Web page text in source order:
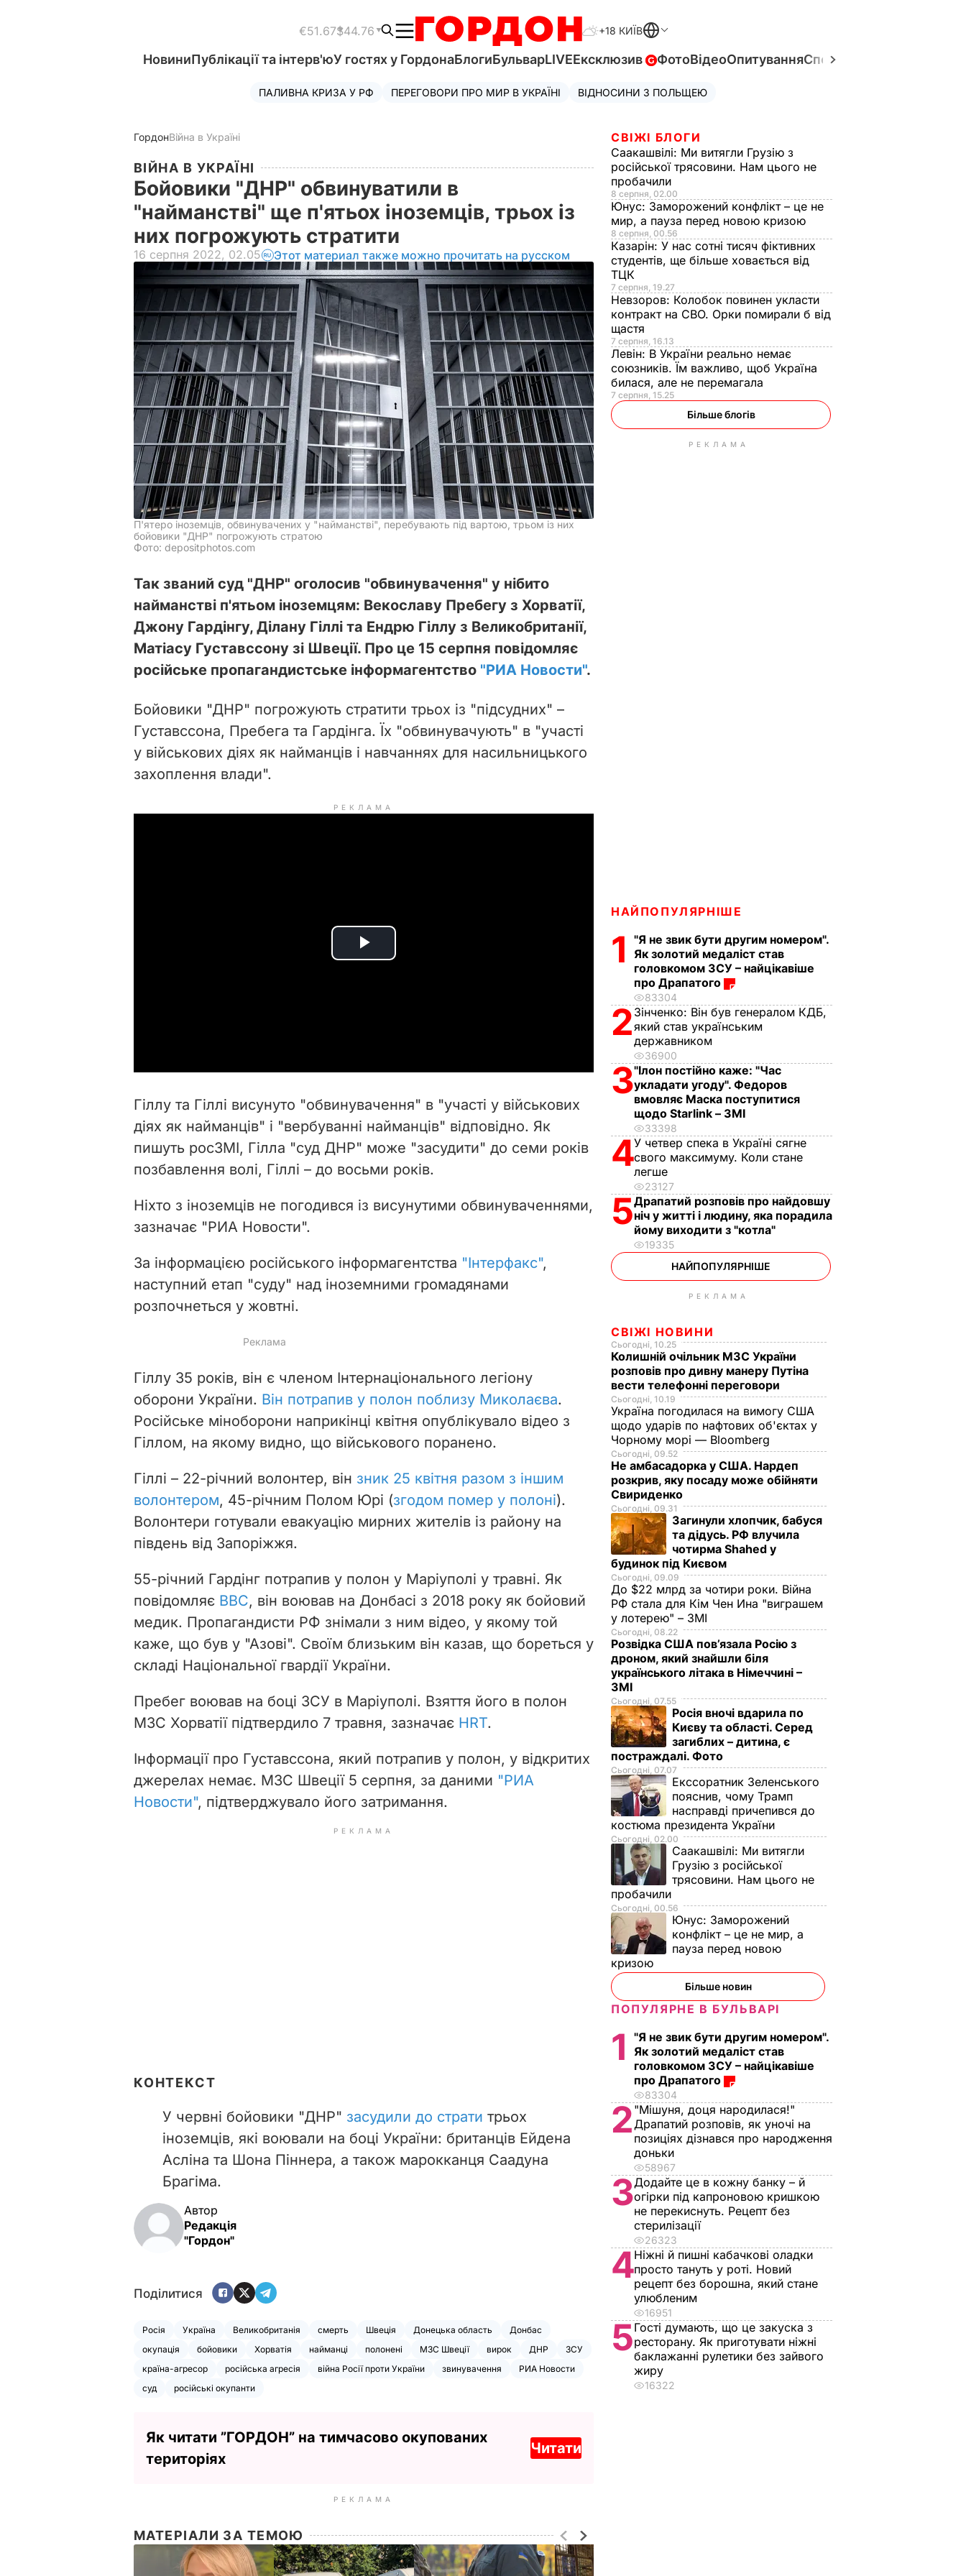
€51.67$44.76 +18 КИЇВ
НовиниПублікації та інтерв'юУ гостях у ГордонаБлогиБульварLIVEЕксклюзив ФотоВідеоОпитуванняСпецпроєкти
ПАЛИВНА КРИЗА У РФ ПЕРЕГОВОРИ ПРО МИР В УКРАЇНІ ВІДНОСИНИ З ПОЛЬЩЕЮ
ГордонВійна в Україні
ВІЙНА В УКРАЇНІ
Бойовики "ДНР" обвинуватили в
"найманстві" ще п'ятьох іноземців, трьох із
них погрожують стратити
16 серпня 2022, 02.05 Этот материал также можно прочитать на русском
П'ятеро іноземців, обвинувачених у "найманстві", перебувають під вартою, трьом із них
бойовики "ДНР" погрожують стратою
Фото: depositphotos.com
Так званий суд "ДНР" оголосив "обвинувачення" у нібито
найманстві п'ятьом іноземцям: Векославу Пребегу з Хорватії,
Джону Гардінгу, Ділану Гіллі та Ендрю Гіллу з Великобританії,
Матіасу Густавссону зі Швеції. Про це 15 серпня повідомляє
російське пропагандистське інформагентство "РИА Новости".
Бойовики "ДНР" погрожують стратити трьох із "підсудних" –
Густавссона, Пребега та Гардінга. Їх "обвинувачують" в "участі
у військових діях як найманців і навчаннях для насильницького
захоплення влади".
РЕКЛАМА
P
i
d
o
Гіллу та Гіллі висунуто "обвинувачення" в "участі у військових
діях як найманців" і "вербуванні найманців" відповідно. Як
пишуть росЗМІ, Гілла "суд ДНР" може "засудити" до семи років
позбавлення волі, Гіллі – до восьми років.
Ніхто з іноземців не погодився із висунутими обвинуваченнями,
зазначає "РИА Новости".
За інформацією російського інформагентства "Інтерфакс",
наступний етап "суду" над іноземними громадянами
розпочнеться у жовтні.
Гіллу 35 років, він є членом Інтернаціонального легіону
оборони України. Він потрапив у полон поблизу Миколаєва.
Російське міноборони наприкінці квітня опублікувало відео з
Гіллом, на якому видно, що військового поранено.
Гіллі – 22-річний волонтер, він зник 25 квітня разом з іншим
волонтером, 45-річним Полом Юрі (згодом помер у полоні).
Волонтери готували евакуацію мирних жителів із району на
південь від Запоріжжя.
55-річний Гардінг потрапив у полон у Маріуполі у травні. Як
повідомляє ВВС, він воював на Донбасі з 2018 року як бойовий
медик. Пропагандисти РФ знімали з ним відео, у якому той
каже, що був у "Азові". Своїм близьким він казав, що бореться у
складі Національної гвардії України.
Пребег воював на боці ЗСУ в Маріуполі. Взяття його в полон
МЗС Хорватії підтвердило 7 травня, зазначає HRT.
Інформації про Густавссона, який потрапив у полон, у відкритих
джерелах немає. МЗС Швеції 5 серпня, за даними "РИА
Новости", підтверджувало його затримання.
РЕКЛАМА
КОНТЕКСТ
У червні бойовики "ДНР" засудили до страти трьох
іноземців, які воювали на боці України: британців Ейдена
Асліна та Шона Піннера, а також марокканця Саадуна
Брагіма.
Автор
Редакція
"Гордон"
Поділитися
Росія Україна Великобританія смерть Швеція Донецька область
Донбас
окупація
бойовики Хорватія найманці полонені МЗС Швеції вирок ДНР
ЗСУ
країна-агресор
російська агресія війна Росії проти України звинувачення
РИА Новости
суд
російські окупанти
Як читати ”ГОРДОН” на тимчасово окупованих
територіях
Читати
РЕКЛАМА
МАТЕРІАЛИ ЗА ТЕМОЮ
СВІЖІ БЛОГИ
Саакашвілі: Ми витягли Грузію з
російської трясовини. Нам цього не
пробачили
8 серпня, 02.00
Юнус: Заморожений конфлікт – це не
мир, а пауза перед новою кризою
8 серпня, 00.56
Казарін: У нас сотні тисяч фіктивних
студентів, ще більше ховається від
ТЦК
7 серпня, 19.27
Невзоров: Колобок повинен укласти
контракт на СВО. Орки помирали б від
щастя
7 серпня, 16.13
Левін: В України реально немає
союзників. Їм важливо, щоб Україна
билася, але не перемагала
7 серпня, 15.25
Більше блогів
РЕКЛАМА
НАЙПОПУЛЯРНІШЕ
1
"Я не звик бути другим номером".
Як золотий медаліст став
головкомом ЗСУ – найцікавіше
про Драпатого
83304
2 Зінченко: Він був генералом КДБ,
який став українським
державником
36900
3"Ілон постійно каже: "Час
укладати угоду". Федоров
вмовляє Маска поступитися
щодо Starlink – ЗМІ
33398
4У четвер спека в Україні сягне
свого максимуму. Коли стане
легше
23127
5Драпатий розповів про найдовшу
ніч у житті і людину, яка порадила
йому виходити з "котла"
19335
НАЙПОПУЛЯРНІШЕ
РЕКЛАМА
СВІЖІ НОВИНИ
Сьогодні, 10.25
Колишній очільник МЗС України
розповів про дивну манеру Путіна
вести телефонні переговори
Сьогодні, 10.19
Україна погодилася на вимогу США
щодо ударів по нафтових об'єктах у
Чорному морі — Bloomberg
Сьогодні, 09.52
Не амбасадорка у США. Нардеп
розкрив, яку посаду може обійняти
Свириденко
Сьогодні, 09.31
Загинули хлопчик, бабуся
та дідусь. РФ влучила
чотирма Shahed у
будинок під Києвом
Сьогодні, 09.09
До $22 млрд за чотири роки. Війна
РФ стала для Кім Чен Ина "виграшем
у лотерею" – ЗМІ
Сьогодні, 08.22
Розвідка США пов’язала Росію з
дроном, який знайшли біля
українського літака в Німеччині –
ЗМІ
Сьогодні, 07.55
Росія вночі вдарила по
Києву та області. Серед
загиблих – дитина, є
постраждалі. Фото
Сьогодні, 07.07
Екссоратник Зеленського
пояснив, чому Трамп
насправді причепився до
костюма президента України
Сьогодні, 02.00
Саакашвілі: Ми витягли
Грузію з російської
трясовини. Нам цього не
пробачили
Сьогодні, 00.56
Юнус: Заморожений
конфлікт – це не мир, а
пауза перед новою
кризою
Більше новин
ПОПУЛЯРНЕ В БУЛЬВАРІ
1
"Я не звик бути другим номером".
Як золотий медаліст став
головкомом ЗСУ – найцікавіше
про Драпатого
83304
2 "Мішуня, доця народилася!"
Драпатий розповів, як уночі на
позиціях дізнався про народження
доньки
58967
3Додайте це в кожну банку – й
огірки під капроновою кришкою
не перекиснуть. Рецепт без
стерилізації
26323
4Ніжні й пишні кабачкові оладки
просто тануть у роті. Новий
рецепт без борошна, який стане
улюбленим
16951
5Гості думають, що це закуска з
ресторану. Як приготувати ніжні
баклажанні рулетики без зайвого
жиру
16322